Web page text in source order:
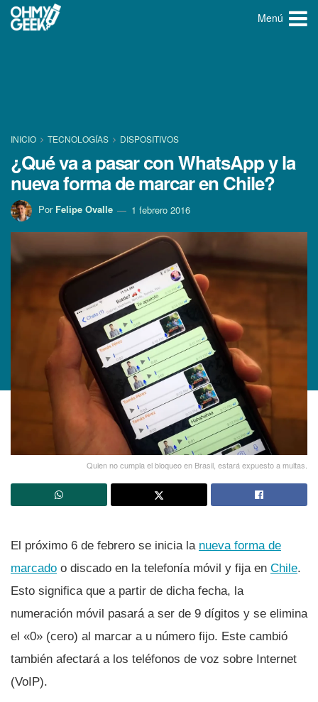
Menú
INICIO TECNOLOGÍ­AS DISPOSITIVOS
¿Qué va a pasar con WhatsApp y la
nueva forma de marcar en Chile?
Por Felipe Ovalle 1 febrero 2016
Quien no cumpla el bloqueo en Brasil, estará expuesto a multas.
El próximo 6 de febrero se inicia la nueva forma de
marcado o discado en la telefoní­a móvil y fija en Chile.
Esto significa que a partir de dicha fecha, la
numeración móvil pasará a ser de 9 dí­gitos y se elimina
el «0» (cero) al marcar a u número fijo. Este cambió
también afectará a los teléfonos de voz sobre Internet
(VoIP).